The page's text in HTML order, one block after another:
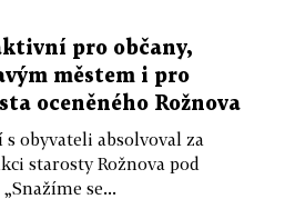
pro občany,
městem i pro
oceněného Rožnova
obyvateli absolvoval za
starosty Rožnova pod
se...